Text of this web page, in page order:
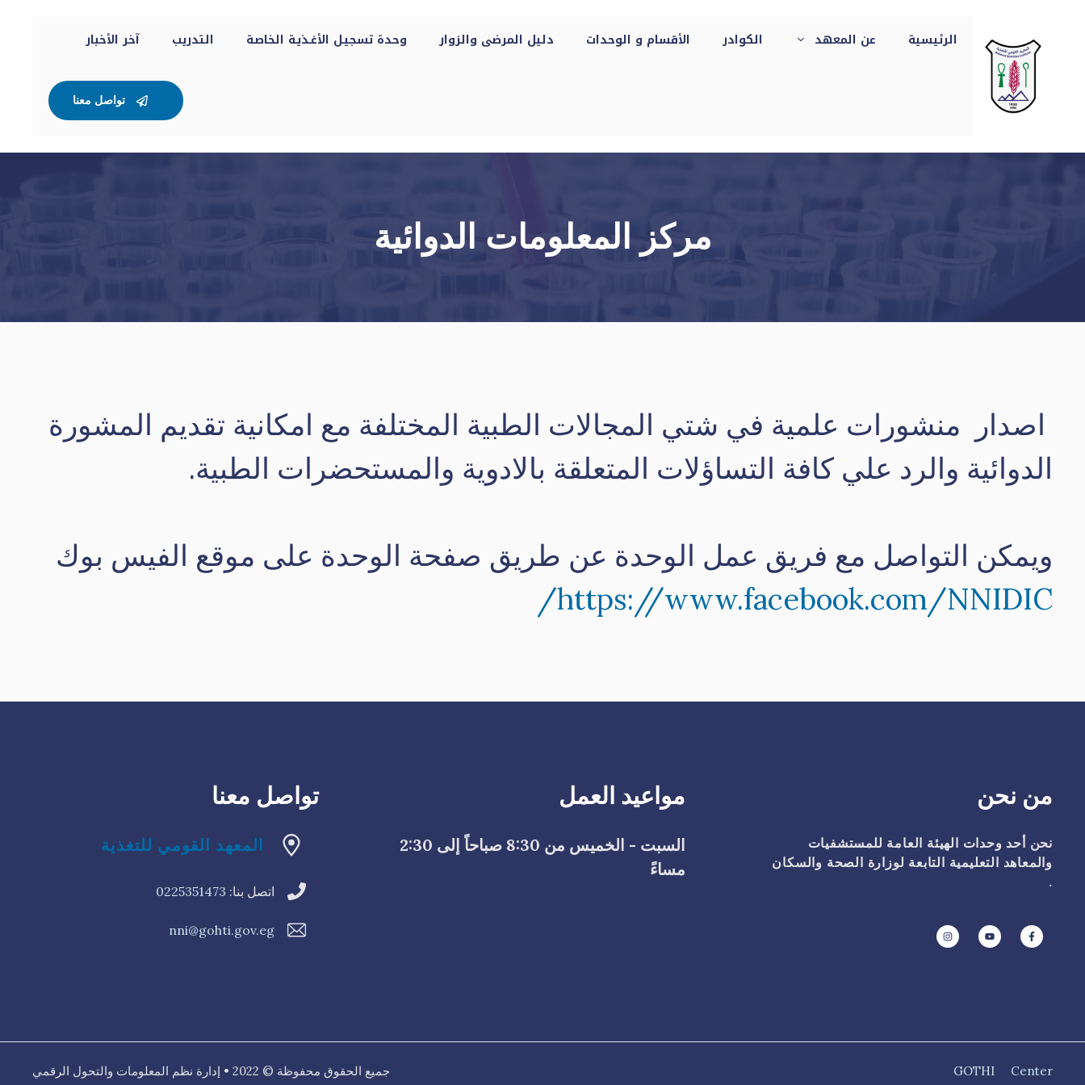
المحتوى
الرئيسية عن المعهد الكوادر الأقسام و الوحدات دليل المرضى والزوار وحدة تسجيـل الأغـذيـة الخاصـة التدريب آخر الأخبار
تواصل معنا
مركز المعلومات الدوائية
اصدار منشورات علمية في شتي المجالات الطبية المختلفة مع امكانية تقديم المشورة
الدوائية والرد علي كافة التساؤلات المتعلقة بالادوية والمستحضرات الطبية.
ويمكن التواصل مع فريق عمل الوحدة عن طريق صفحة الوحدة على موقع الفيس بوك
https://www.facebook.com/NNIDIC/
من نحن
نحن أحد وحدات الهيئة العامة للمستشفيات
والمعاهد التعليمية التابعة لوزارة الصحة والسكان
.
مواعيد العمل
السبت - الخميس من 8:30 صباحاً إلى 2:30
مساءً
تواصل معنا
المعهد القومي للتغذية
اتصل بنا: 0225351473
nni@gohti.gov.eg
Center
GOTHI جميع الحقوق محفوظة © 2022 • إدارة نظم المعلومات والتحول الرقمي